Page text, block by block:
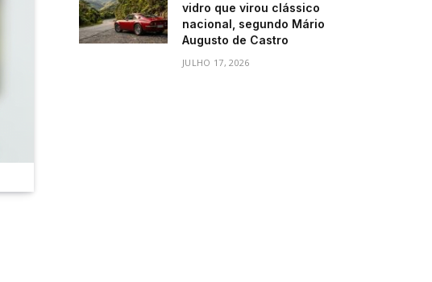
vidro que virou clássico
nacional, segundo Mário
Augusto de Castro
JULHO 17, 2026